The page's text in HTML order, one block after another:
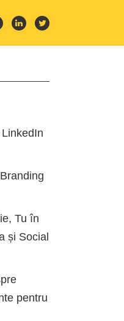
Tu în
și Social
pentru